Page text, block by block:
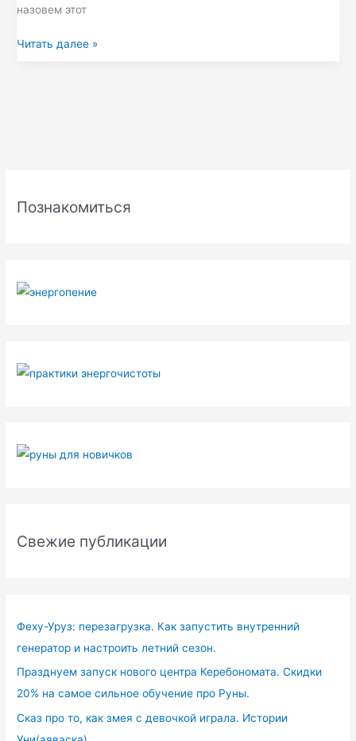
назовем этот
Читать далее »
Познакомиться
Свежие публикации
Феху-Уруз: перезагрузка. Как запустить внутренний
генератор и настроить летний сезон.
Празднуем запуск нового центра Керебономата. Скидки
20% на самое сильное обучение про Руны.
Сказ про то, как змея с девочкой играла. Истории
у
к